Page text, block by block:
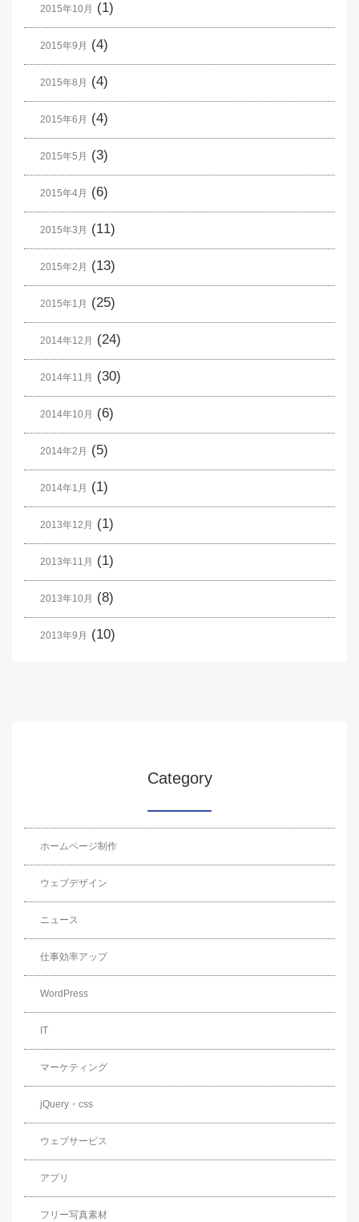
2015年10月 (1)
2015年9月 (4)
2015年8月 (4)
2015年6月 (4)
2015年5月 (3)
2015年4月 (6)
2015年3月 (11)
2015年2月 (13)
2015年1月 (25)
2014年12月 (24)
2014年11月 (30)
2014年10月 (6)
2014年2月 (5)
2014年1月 (1)
2013年12月 (1)
2013年11月 (1)
2013年10月 (8)
2013年9月 (10)
Category
ホームページ制作
ウェブデザイン
ニュース
仕事効率アップ
WordPress
IT
マーケティング
jQuery・css
ウェブサービス
アプリ
フリー写真素材